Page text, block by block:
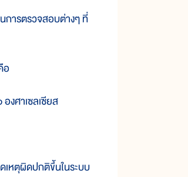
ารตรวจสอบต่างๆ ที่
อ
ศาเซลเซียส
ตุผิดปกติขึ้นในระบบ